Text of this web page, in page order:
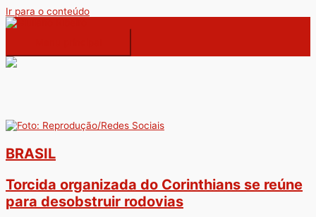
Ir para o conteúdo
BRASIL
Torcida organizada do Corinthians se reúne
para desobstruir rodovias